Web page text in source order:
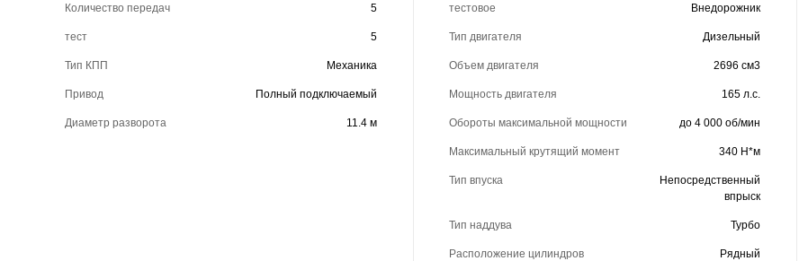
Количество передач 5
тест 5
Тип КПП Механика
Привод Полный подключаемый
Диаметр разворота 11.4 м
тестовое Внедорожник
Тип двигателя Дизельный
Объем двигателя 2696 см3
Мощность двигателя 165 л.с.
Обороты максимальной мощности до 4 000 об/мин
Максимальный крутящий момент 340 Н*м
Тип впуска
Непосредственный
впрыск
Тип наддува Турбо
Расположение цилиндров Рядный